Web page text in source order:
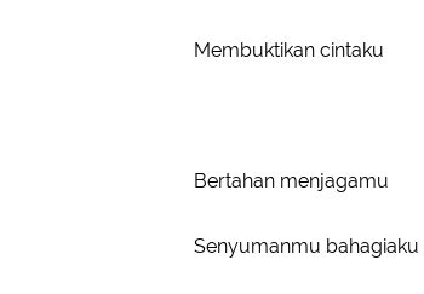
Membuktikan cintaku
Bertahan menjagamu
Senyumanmu bahagiaku